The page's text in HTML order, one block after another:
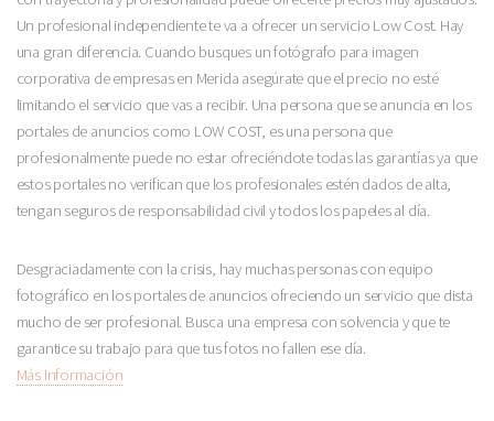
Un profesional independiente te va a ofrecer un servicio Low Cost. Hay
una gran diferencia. Cuando busques un fotógrafo para imagen
corporativa de empresas en Merida asegúrate que el precio no esté
limitando el servicio que vas a recibir. Una persona que se anuncia en los
portales de anuncios como LOW COST, es una persona que
profesionalmente puede no estar ofreciéndote todas las garantías ya que
estos portales no verifican que los profesionales estén dados de alta,
tengan seguros de responsabilidad civil y todos los papeles al día.
Desgraciadamente con la crisis, hay muchas personas con equipo
fotográfico en los portales de anuncios ofreciendo un servicio que dista
mucho de ser profesional. Busca una empresa con solvencia y que te
garantice su trabajo para que tus fotos no fallen ese día.
Más Información